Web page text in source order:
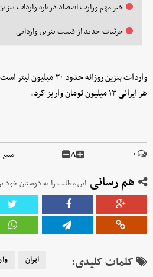
خبر مهم وزارت اقتصاد درباره واردات
جزئیات جدید از قیمت بنزین وارداتی
واردات بنزین روزانه
هر ایرانی ۱۳ میلیون تومان واریز کرد.
۰ A
هم رسانی این مطلب را به دوستان خود
کلمات کلیدی: ایران